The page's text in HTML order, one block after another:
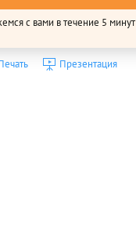
с вами в течение 5 минут
Презентация